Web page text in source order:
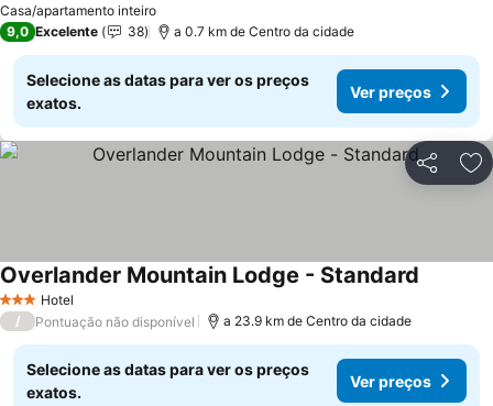
Casa/apartamento inteiro
9,0 Excelente 38 a 0.7 km de Centro da cidade
Selecione as datas para ver os preços
exatos.
Ver preços
Partilhar
3 EstrelasHotel
Overlander Mountain Lodge - Standard
/ Pontuação não disponível a 23.9 km de Centro da cidade
Selecione as datas para ver os preços
exatos.
Ver preços